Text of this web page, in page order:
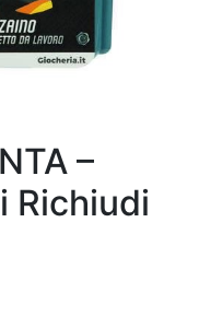
–
Richiudi